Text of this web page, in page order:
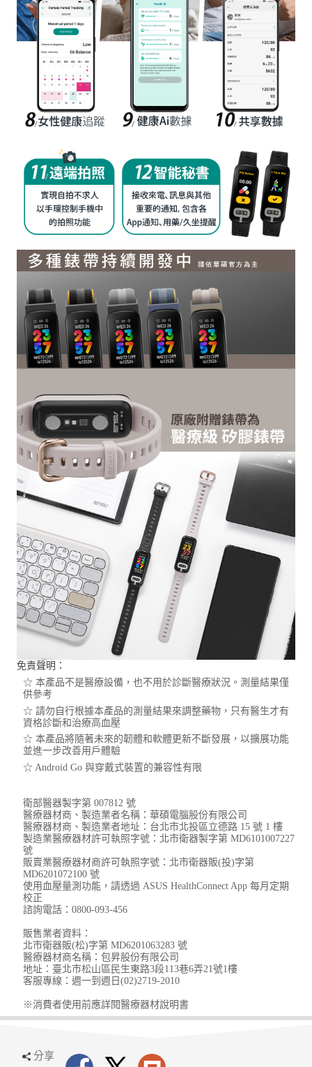
免責聲明：
☆ 本產品不是醫療設備，也不用於診斷醫療狀況。測量結果僅
供參考​
☆ 請勿自行根據本產品的測量結果來調整藥物，只有醫生才有
資格診斷和治療高血壓​
☆ 本產品將隨著未來的韌體和軟體更新不斷發展，以擴展功能
並進一步改善用戶體驗​
☆ Android Go 與穿戴式裝置的兼容性有限​
衛部醫器製字第 007812 號
醫療器材商、製造業者名稱：華碩電腦股份有限公司
醫療器材商、製造業者地址：台北市北投區立德路 15 號 1 樓
製造業醫療器材許可執照字號：北市衛器製字第 MD6101007227
號
販賣業醫療器材商許可執照字號：北市衛器販(投)字第
MD6201072100 號
使用血壓量測功能，請透過 ASUS HealthConnect App 每月定期
校正
諮詢電話：0800-093-456
販售業者資料：
北市衛器販(松)字第 MD6201063283 號
醫療器材商名稱：包昇股份有限公司
地址：臺北市松山區民生東路3段113巷6弄21號1樓
客服專線：週一到週日(02)2719-2010
※消費者使用前應詳閱醫療器材說明書
分享